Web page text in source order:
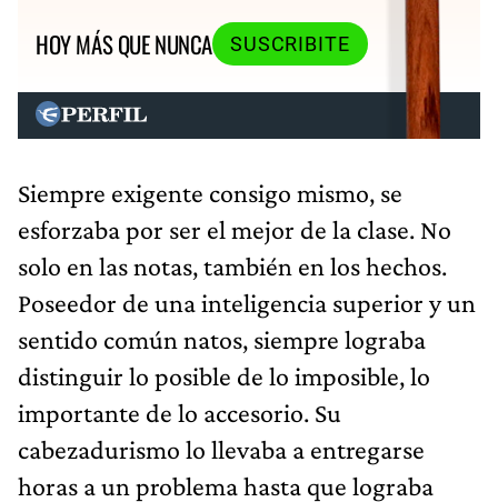
HOY MÁS QUE NUNCA
SUSCRIBITE
Siempre exigente consigo mismo, se
esforzaba por ser el mejor de la clase. No
solo en las notas, también en los hechos.
Poseedor de una inteligencia superior y un
sentido común natos, siempre lograba
distinguir lo posible de lo imposible, lo
importante de lo accesorio. Su
cabezadurismo lo llevaba a entregarse
horas a un problema hasta que lograba